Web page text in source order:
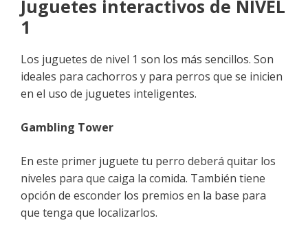
Juguetes interactivos de NIVEL
1
Los juguetes de nivel 1 son los más sencillos. Son
ideales para cachorros y para perros que se inicien
en el uso de juguetes inteligentes.
Gambling Tower
En este primer juguete tu perro deberá quitar los
niveles para que caiga la comida. También tiene
opción de esconder los premios en la base para
que tenga que localizarlos.